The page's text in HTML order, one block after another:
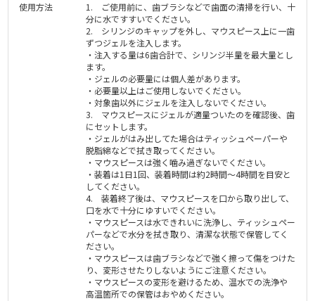
使用方法
1. ご使用前に、歯ブラシなどで歯面の清掃を行い、十
分に水ですすいでください。
2. シリンジのキャップを外し、マウスピース上に一歯
ずつジェルを注入します。
・注入する量は6歯合計で、シリンジ半量を最大量とし
ます。
・ジェルの必要量には個人差があります。
・必要量以上はご使用しないでください。
・対象歯以外にジェルを注入しないでください。
3. マウスピースにジェルが適量ついたのを確認後、歯
にセットします。
・ジェルがはみ出してた場合はティッシュペーパーや
脱脂綿などで拭き取ってください。
・マウスピースは強く噛み過ぎないでください。
・装着は1日1回、装着時間は約2時間～4時間を目安と
してください。
4. 装着終了後は、マウスピースを口から取り出して、
口を水で十分にゆすいでください。
・マウスピースは水できれいに洗浄し、ティッシュペー
パーなどで水分を拭き取り、清潔な状態で保管してく
ださい。
・マウスピースは歯ブラシなどで強く擦って傷をつけた
り、変形させたりしないようにご注意ください。
・マウスピースの変形を避けるため、温水での洗浄や
高温箇所での保管はおやめください。